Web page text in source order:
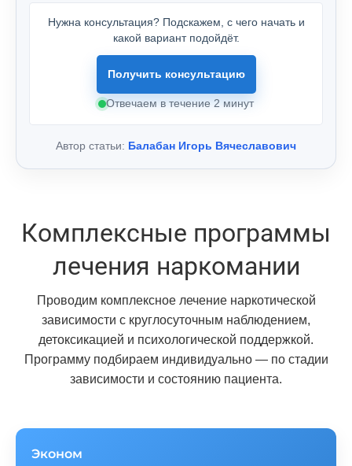
Нужна консультация? Подскажем, с чего начать и
какой вариант подойдёт.
Получить консультацию
Отвечаем в течение 2 минут
Автор статьи: Балабан Игорь Вячеславович
Комплексные программы
лечения наркомании
Проводим комплексное лечение наркотической
зависимости с круглосуточным наблюдением,
детоксикацией и психологической поддержкой.
Программу подбираем индивидуально — по стадии
зависимости и состоянию пациента.
Эконом